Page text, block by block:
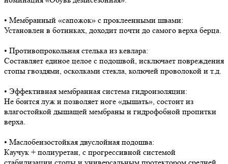
• Мембранный «сапожок» с проклеенными швами:
Установлен в ботинках, доходит почти до самого верха берца.
• Противопрокольная стелька из кевлара:
Составляет единое целое с подошвой, исключает повреждения
стопы гвоздями, осколками стекла, колючей проволокой и т.д.
• Эффективная мембранная система гидроизоляции:
Не боится луж и позволяет ноге «дышать», состоит из
влагостойкой дышащей мембраны и гидрофобной пропитки
верха.
• Маслобензостойкая двуслойная подошва:
Каучук + полиуретан, с прогрессивной системой